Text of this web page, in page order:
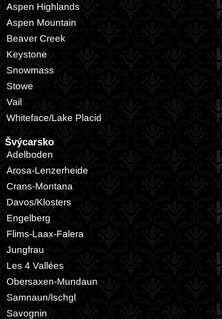
Aspen Highlands
Aspen Mountain
Beaver Creek
Keystone
Snowmass
Stowe
Vail
Whiteface/Lake Placid
Švýcarsko
Adelboden
Arosa-Lenzerheide
Crans-Montana
Davos/Klosters
Engelberg
Flims-Laax-Falera
Jungfrau
Les 4 Vallées
Obersaxen-Mundaun
Samnaun/Ischgl
Savognin